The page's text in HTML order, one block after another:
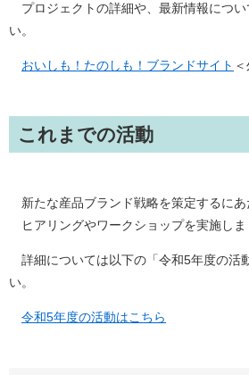
プロジェクトの詳細や、最新情報につい
い。
おいしも！たのしも！ブランドサイト
これまでの活動
新たな産品ブランド戦略を策定するに
ヒアリングやワークショップを実施しま
詳細については以下の「令和5年度の活
い。
令和5年度の活動はこちら